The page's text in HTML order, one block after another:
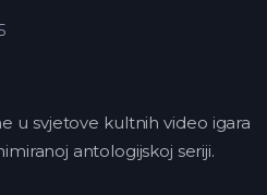
u svjetove kultnih video igara
antologijskoj seriji.